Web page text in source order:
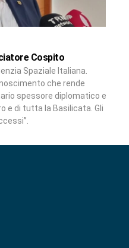
Cospito
Spaziale Italiana.
che rende
spessore diplomatico e
e di tutta la Basilicata. Gli